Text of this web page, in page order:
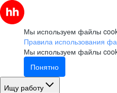
Мы используем файлы
Правила использования
Мы используем файлы
Понятно
Ищу работу